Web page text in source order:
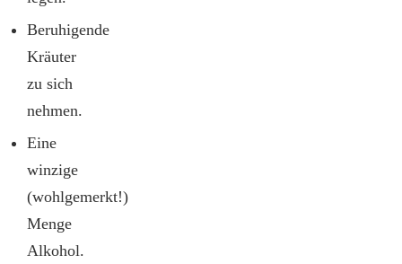
Beruhigende
Kräuter
zu sich
nehmen.
Eine
winzige
(wohlgemerkt!)
Menge
Alkohol.